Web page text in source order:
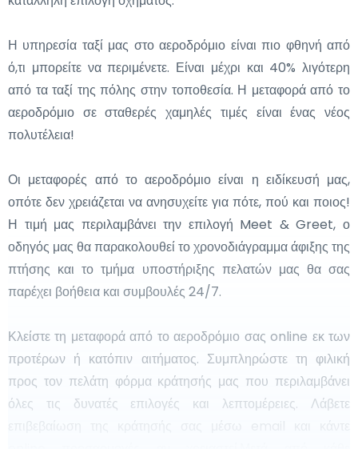
εμπειρία.
εξερευνάτε τα ιστορικά μνημεία της Βέλφαστ είτε
απολαμβάνετε τη φιλική ατμόσφαιρα της Κορκ, αυτές οι
πόλεις προσφέρουν ποικίλες και εμπλουτιστικές εμπειρίες
μόλις λίγο δρόμο μακριά από το Δουβλίνο.
Η υπηρεσία ταξί μας στο αεροδρόμιο είναι πιο φθηνή από
ό,τι μπορείτε να περιμένετε. Είναι μέχρι και 40% λιγότερη
από τα ταξί της πόλης στην τοποθεσία. Η μεταφορά από το
αεροδρόμιο σε σταθερές χαμηλές τιμές είναι ένας νέος
πολυτέλεια!
Οι μεταφορές από το αεροδρόμιο είναι η ειδίκευσή μας,
οπότε δεν χρειάζεται να ανησυχείτε για πότε, πού και ποιος!
Η τιμή μας περιλαμβάνει την επιλογή Meet & Greet, ο
οδηγός μας θα παρακολουθεί το χρονοδιάγραμμα άφιξης της
πτήσης και το τμήμα υποστήριξης πελατών μας θα σας
παρέχει βοήθεια και συμβουλές 24/7.
Κλείστε τη μεταφορά από το αεροδρόμιο σας online εκ των
προτέρων ή κατόπιν αιτήματος. Συμπληρώστε τη φιλική
προς τον πελάτη φόρμα κράτησής μας που περιλαμβάνει
όλες τις δυνατές επιλογές και λεπτομέρειες. Λάβετε
επιβεβαίωση της κράτησής σας μέσω email και κάντε